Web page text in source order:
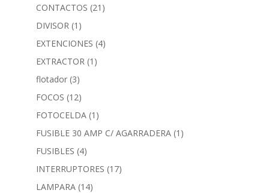
CONTACTOS (21)
DIVISOR (1)
EXTENCIONES (4)
EXTRACTOR (1)
flotador (3)
FOCOS (12)
FOTOCELDA (1)
FUSIBLE 30 AMP C/ AGARRADERA (1)
FUSIBLES (4)
INTERRUPTORES (17)
LAMPARA (14)